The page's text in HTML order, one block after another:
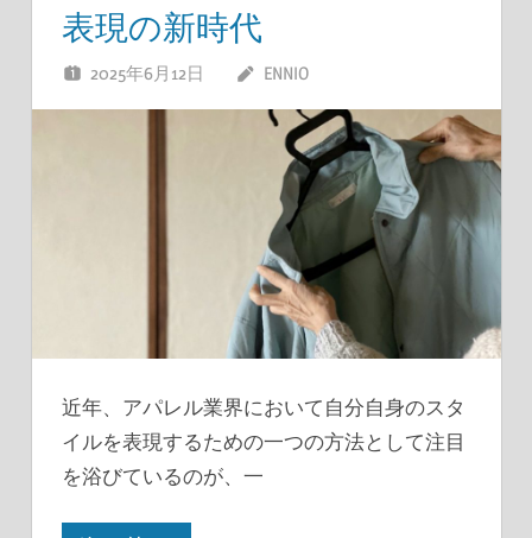
表現の新時代
2025年6月12日 ENNIO
近年、アパレル業界において自分自身のスタ
イルを表現するための一つの方法として注目
を浴びているのが、一